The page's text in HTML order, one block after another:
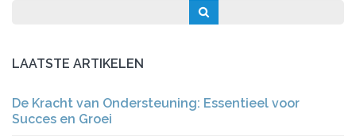
LAATSTE ARTIKELEN
De Kracht van Ondersteuning: Essentieel voor
Succes en Groei